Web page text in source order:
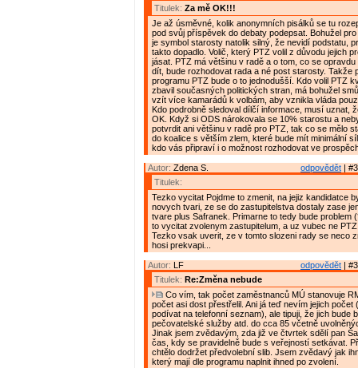
Titulek: Za mě OK!!!
Je až úsměvné, kolik anonymních pisálků se tu
pod svůj příspěvek do debaty podepsat. Bohužel
je symbol starosty natolik silný, že nevidí podstatu,
takto dopadlo. Volič, který PTZ volil z důvodu jejich
jásat. PTZ má většinu v radě a o tom, co se
dít, bude rozhodovat rada a né post starosty. Takže
programu PTZ bude o to jednodušší. Kdo volil PTZ
zbavil současných politických stran, má bohužel
vzít více kamarádů k volbám, aby vznikla vláda
Kdo podrobně sledoval dílčí informace, musí uznat,
OK. Když si ODS nárokovala se 10% starostu a
potvrdit ani většinu v radě pro PTZ, tak co se mělo
do koalice s větším zlem, které bude mít minimální
kdo vás připraví i o možnost rozhodovat ve
odpovědět |
Autor: Zdena S.
Titulek:
Tezko vycitat Pojdme to zmenit, na jejiz kandidatce
novych tvari, ze se do zastupitelstva dostaly zase
tvare plus Safranek. Primarne to tedy bude problem
to vycitat zvolenym zastupitelum, a uz vubec ne
Tezko vsak uverit, ze v tomto slozeni rady se neco
hosi prekvapi...
odpovědět |
Autor: LF
Titulek: Re:Změna nebude
Co vím, tak počet zaměstnanců MÚ stanovuje
počet asi dost přestřelil. Ani já teď nevím jejich počet
podívat na telefonní seznam), ale tipuji, že jich bude
pečovatelské služby atd. do cca 85 včetně
Jinak jsem zvědavým, zda již ve čtvrtek sdělí pan
čas, kdy se pravidelně bude s veřejností setkávat.
chtělo dodržet předvolební slib. Jsem zvědavý jak
který mají dle programu naplnit ihned po zvolení.